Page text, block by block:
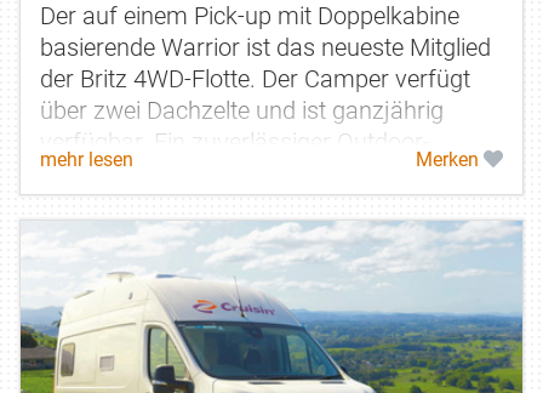
Der auf einem Pick-up mit Doppelkabine
basierende Warrior ist das neueste Mitglied
der Britz 4WD-Flotte. Der Camper verfügt
über zwei Dachzelte und ist ganzjährig
verfügbar. Ein zuverlässiger Outdoor-
Begleiter mit viel Stauraum.
mehr lesen Merken